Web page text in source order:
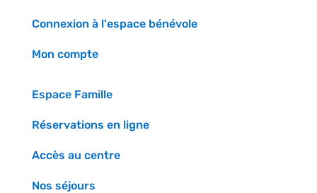
Connexion à l'espace bénévole
Mon compte
Espace Famille
Réservations en ligne
Accès au centre
Nos séjours